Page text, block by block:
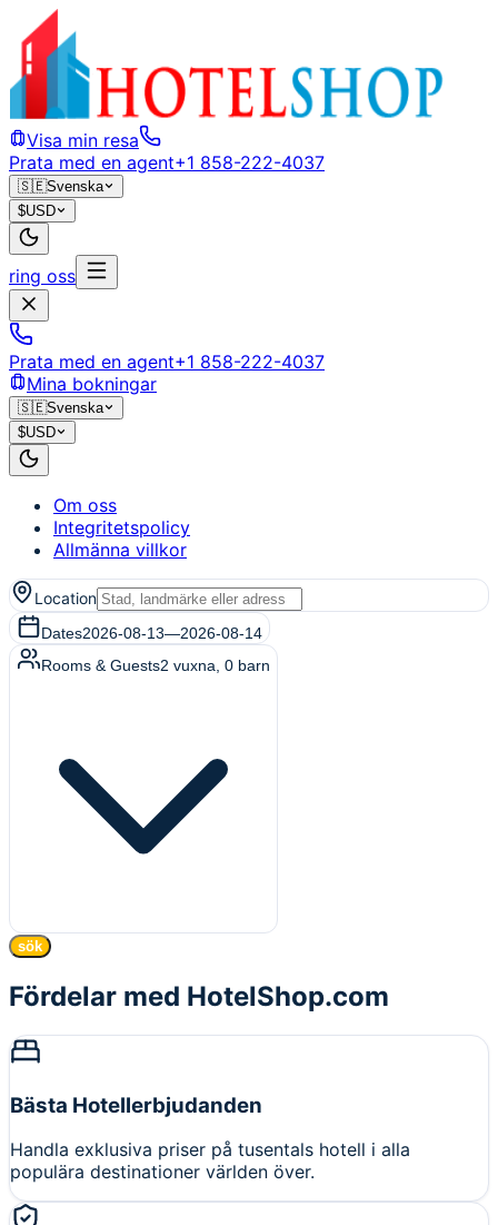
Visa min resa
Prata med en agent+1 858-222-4037
🇸🇪Svenska
$USD
ring oss
Prata med en agent+1 858-222-4037
Mina bokningar
🇸🇪Svenska
$USD
Om oss
Integritetspolicy
Allmänna villkor
Location
Dates2026-08-13—2026-08-14
Rooms & Guests2 vuxna 0 barn
sök
Fördelar med HotelShop.com
Bästa Hotellerbjudanden
Handla exklusiva priser på tusentals hotell i alla
populära destinationer världen över.